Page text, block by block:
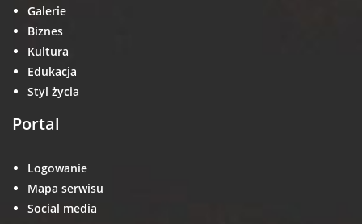
Galerie
Biznes
Kultura
Edukacja
Styl życia
Portal
Logowanie
Mapa serwisu
Social media